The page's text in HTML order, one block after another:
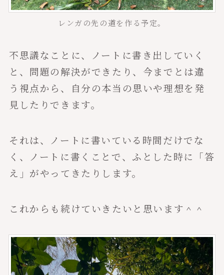
レンガの先の道を作る予定。
不思議なことに、ノートに書き出していく
と、問題の解決ができたり、今までとは違
う視点から、自分の本当の思いや理想を発
見したりできます。
それは、ノートに書いている時間だけでな
く、ノートに書くことで、ふとした時に「答
え」がやってきたりします。
これからも続けていきたいと思います＾＾